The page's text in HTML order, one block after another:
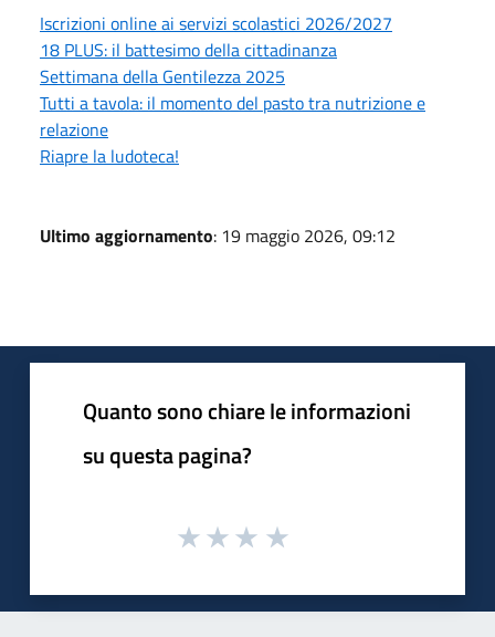
Iscrizioni online ai servizi scolastici 2026/2027
18 PLUS: il battesimo della cittadinanza
Settimana della Gentilezza 2025
Tutti a tavola: il momento del pasto tra nutrizione e
relazione
Riapre la ludoteca!
Ultimo aggiornamento: 19 maggio 2026, 09:12
Quanto sono chiare le informazioni
su questa pagina?